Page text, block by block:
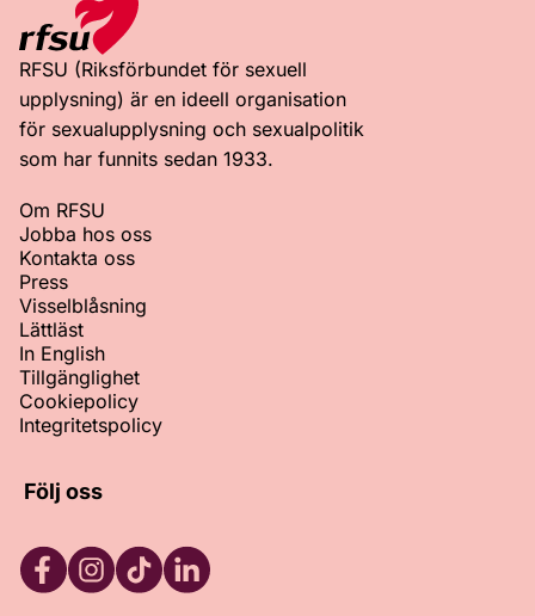
RFSU (Riksförbundet för sexuell
upplysning) är en ideell organisation
för sexualupplysning och sexualpolitik
som har funnits sedan 1933.
Om RFSU
Jobba hos oss
Kontakta oss
Press
Visselblåsning
Lättläst
In English
Tillgänglighet
Cookiepolicy
Integritetspolicy
Följ oss